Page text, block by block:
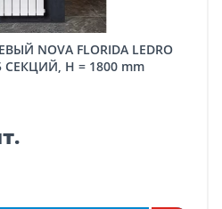
СЕКЦИЙ, H = 1800 mm